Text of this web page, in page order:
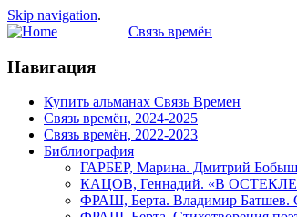
Skip navigation.
Связь времён
Навигация
Купить альманах Связь Времен
Связь времён, 2024-2025
Связь времён, 2022-2023
Библиография
ГАРБЕР, Марина. Дмитрий
КАЦОВ, Геннадий. «В
ФРАШ, Берта. Владимир Батшев.